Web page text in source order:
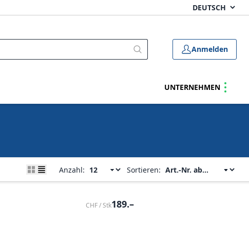
Anmelden
UNTERNEHMEN
Anzahl: Sortieren:
CHF / Stk189.–